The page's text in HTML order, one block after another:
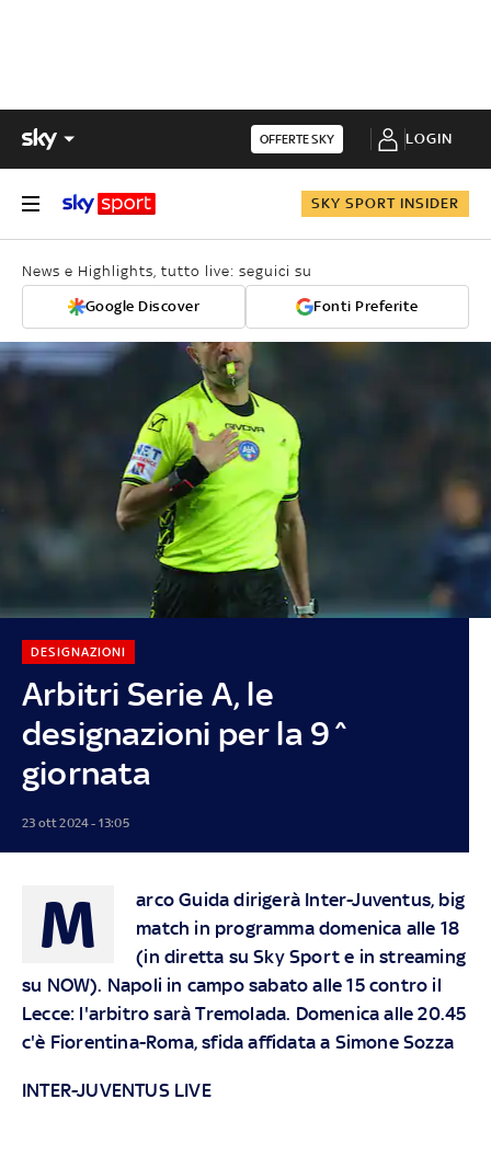
OFFERTE SKY LOGIN
SKY SPORT INSIDER
News e Highlights, tutto live: seguici su
Google Discover Fonti Preferite
Arbitri Serie A, le
designazioni per la 9^
giornata
DESIGNAZIONI
23 ott 2024 - 13:05
M
arco Guida dirigerà Inter-Juventus, big
match in programma domenica alle 18
(in diretta suSkySport e in streaming
su NOW). Napoli in campo sabato alle 15 contro il
Lecce: l'arbitro sarà Tremolada. Domenica alle 20.45
c'è Fiorentina-Roma, sfida affidata a Simone Sozza
INTER-JUVENTUS LIVE